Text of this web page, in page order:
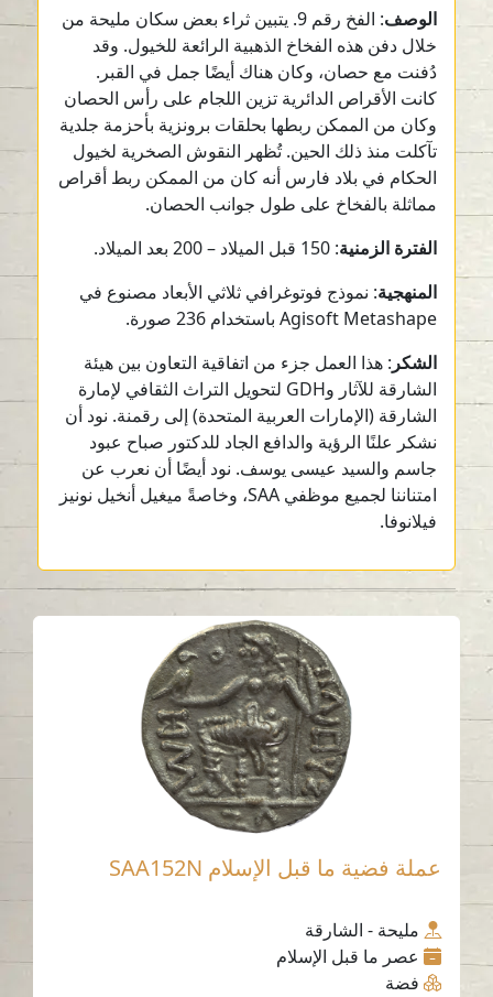
الوصف
: الفخ رقم 9. يتبين ثراء بعض سكان مليحة من
خلال دفن هذه الفخاخ الذهبية الرائعة للخيول. وقد
دُفنت مع حصان، وكان هناك أيضًا جمل في القبر.
كانت الأقراص الدائرية تزين اللجام على رأس الحصان
وكان من الممكن ربطها بحلقات برونزية بأحزمة جلدية
تآكلت منذ ذلك الحين. تُظهر النقوش الصخرية لخيول
الحكام في بلاد فارس أنه كان من الممكن ربط أقراص
مماثلة بالفخاخ على طول جوانب الحصان.
الفترة الزمنية: 150 قبل الميلاد – 200 بعد الميلاد.
المنهجية: نموذج فوتوغرافي ثلاثي الأبعاد مصنوع في
Agisoft Metashape باستخدام 236 صورة.
الشكر: هذا العمل جزء من اتفاقية التعاون بين هيئة
الشارقة للآثار وGDH لتحويل التراث الثقافي لإمارة
الشارقة (الإمارات العربية المتحدة) إلى رقمنة. نود أن
نشكر علنًا الرؤية والدافع الجاد للدكتور صباح عبود
جاسم والسيد عيسى يوسف. نود أيضًا أن نعرب عن
امتناننا لجميع موظفي SAA، وخاصةً ميغيل أنخيل نونيز
فيلانوفا.
عملة فضية ما قبل الإسلام SAA152N
مليحة - الشارقة
عصر ما قبل الإسلام
فضة